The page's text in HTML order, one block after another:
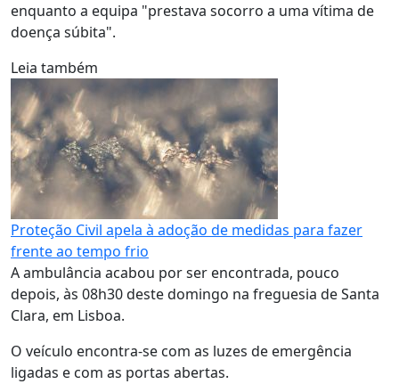
enquanto a equipa "prestava socorro a uma vítima de
doença súbita".
Leia também
Proteção Civil apela à adoção de medidas para fazer
frente ao tempo frio
A ambulância acabou por ser encontrada, pouco
depois, às 08h30 deste domingo na freguesia de Santa
Clara, em Lisboa.
O veículo encontra-se com as luzes de emergência
ligadas e com as portas abertas.